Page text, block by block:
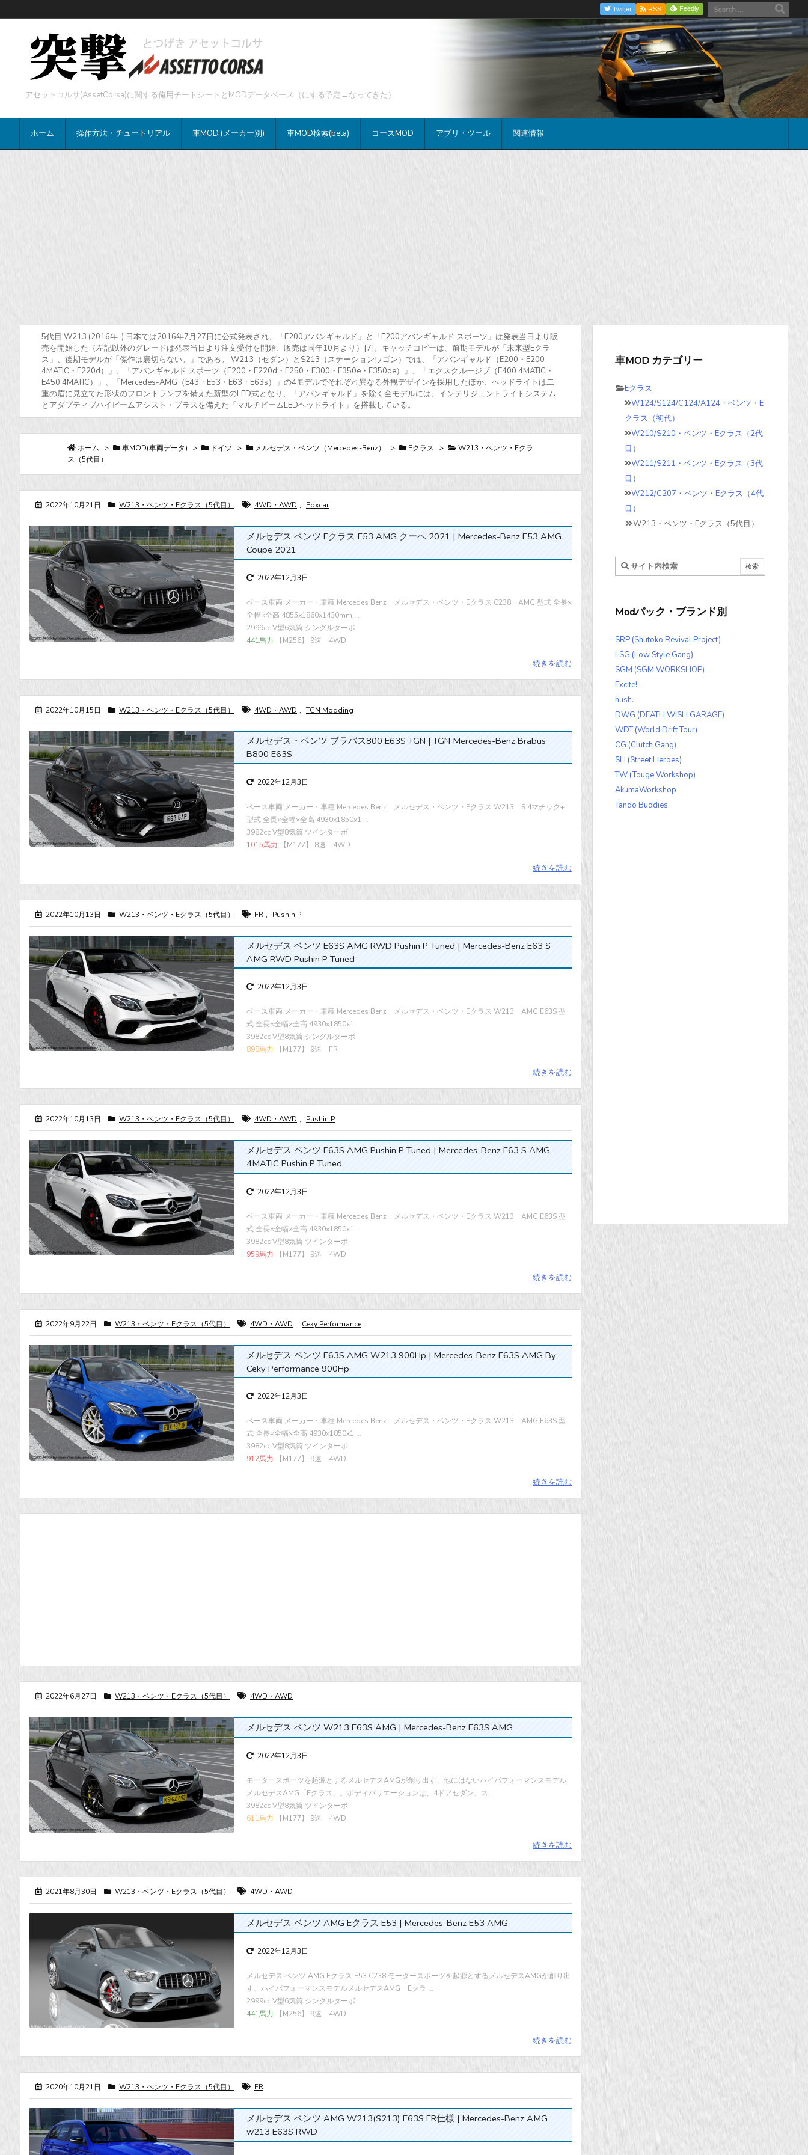
アセットコルサ(AssetCorsa)に関する俺用チートシートとMODデータベース（にする予定→なってきた）
ホーム 操作方法・チュートリアル 車MOD (メーカー別) 車MOD検索(beta) コースMOD アプリ・ツール 関連情報
Twitter RSS Feedly
5代目 W213 (2016年-) 日本では2016年7月27日に公式発表され、「E200アバンギャルド」と「E200アバンギャルド スポーツ」は発表当日より販
売を開始した（左記以外のグレードは発表当日より注文受付を開始、販売は同年10月より）[7]。キャッチコピーは、前期モデルが「未来型Eクラ
ス」、後期モデルが「傑作は裏切らない。」である。 W213（セダン）とS213（ステーションワゴン）では、「アバンギャルド（E200・E200
4MATIC・E220d）」、「アバンギャルド スポーツ（E200・E220d・E250・E300・E350e・E350de）」、「エクスクルージブ（E400 4MATIC・
E450 4MATIC）」、「Mercedes-AMG（E43・E53・E63・E63s）」の4モデルでそれぞれ異なる外観デザインを採用したほか、ヘッドライトは二
重の眉に見立てた形状のフロントランプを備えた新型のLED式となり、「アバンギャルド」を除く全モデルには、インテリジェントライトシステム
とアダプティブハイビームアシスト・プラスを備えた「マルチビームLEDヘッドライト」を搭載している。
ホーム > 車MOD(車両データ) > ドイツ > メルセデス・ベンツ（Mercedes-Benz） > Eクラス >
W213・ベンツ・Eクラ
ス（5代目）
2022年10月21日 W213・ベンツ・Eクラス（5代目） 4WD・AWD , Foxcar
メルセデス ベンツ Eクラス E53 AMG クーペ 2021 | Mercedes-Benz E53 AMG
Coupe 2021
2022年12月3日
ベース車両 メーカー・車種 Mercedes Benz メルセデス・ベンツ・Eクラス C238 AMG 型式 全長×
全幅×全高 4855x1860x1430mm ...
2999cc V型6気筒 シングルターボ
441馬力 【M256】 9速 4WD
続きを読む
2022年10月15日 W213・ベンツ・Eクラス（5代目） 4WD・AWD , TGN Modding
メルセデス・ベンツ ブラバス800 E63S TGN | TGN Mercedes-Benz Brabus
B800 E63S
2022年12月3日
ベース車両 メーカー・車種 Mercedes Benz メルセデス・ベンツ・Eクラス W213 S 4マチック+
型式 全長×全幅×全高 4930x1850x1 ...
3982cc V型8気筒 ツインターボ
1015馬力 【M177】 8速 4WD
続きを読む
2022年10月13日 W213・ベンツ・Eクラス（5代目） FR , Pushin P
メルセデス ベンツ E63S AMG RWD Pushin P Tuned | Mercedes-Benz E63 S
AMG RWD Pushin P Tuned
2022年12月3日
ベース車両 メーカー・車種 Mercedes Benz メルセデス・ベンツ・Eクラス W213 AMG E63S 型
式 全長×全幅×全高 4930x1850x1 ...
3982cc V型8気筒 シングルターボ
898馬力 【M177】 9速 FR
続きを読む
2022年10月13日 W213・ベンツ・Eクラス（5代目） 4WD・AWD , Pushin P
メルセデス ベンツ E63S AMG Pushin P Tuned | Mercedes-Benz E63 S AMG
4MATIC Pushin P Tuned
2022年12月3日
ベース車両 メーカー・車種 Mercedes Benz メルセデス・ベンツ・Eクラス W213 AMG E63S 型
式 全長×全幅×全高 4930x1850x1 ...
3982cc V型8気筒 ツインターボ
959馬力 【M177】 9速 4WD
続きを読む
2022年9月22日 W213・ベンツ・Eクラス（5代目） 4WD・AWD , Ceky Performance
メルセデス ベンツ E63S AMG W213 900Hp | Mercedes-Benz E63S AMG By
Ceky Performance 900Hp
2022年12月3日
ベース車両 メーカー・車種 Mercedes Benz メルセデス・ベンツ・Eクラス W213 AMG E63S 型
式 全長×全幅×全高 4930x1850x1 ...
3982cc V型8気筒 ツインターボ
912馬力 【M177】 9速 4WD
続きを読む
2022年6月27日 W213・ベンツ・Eクラス（5代目） 4WD・AWD
メルセデス ベンツ W213 E63S AMG | Mercedes-Benz E63S AMG
2022年12月3日
モータースポーツを起源とするメルセデスAMGが創り出す、他にはないハイパフォーマンスモデル
メルセデスAMG「Eクラス」。ボディバリエーションは、4ドアセダン、ス ...
3982cc V型8気筒 ツインターボ
611馬力 【M177】 9速 4WD
続きを読む
2021年8月30日 W213・ベンツ・Eクラス（5代目） 4WD・AWD
メルセデス ベンツ AMG Eクラス E53 | Mercedes-Benz E53 AMG
2022年12月3日
メルセデス ベンツ AMG Eクラス E53 C238 モータースポーツを起源とするメルセデスAMGが創り出
す、ハイパフォーマンスモデルメルセデスAMG「Eクラ ...
2999cc V型6気筒 シングルターボ
441馬力 【M256】 9速 4WD
続きを読む
2020年10月21日 W213・ベンツ・Eクラス（5代目） FR
メルセデス ベンツ AMG W213(S213) E63S FR仕様 | Mercedes-Benz AMG
w213 E63S RWD
車MOD カテゴリー
Eクラス
W124/S124/C124/A124・ベンツ・E
クラス（初代）
W210/S210・ベンツ・Eクラス（2代
目）
W211/S211・ベンツ・Eクラス（3代
目）
W212/C207・ベンツ・Eクラス（4代
目）
W213・ベンツ・Eクラス（5代目）
Modパック・ブランド別
SRP (Shutoko Revival Project)
LSG (Low Style Gang)
SGM (SGM WORKSHOP)
Excite!
hush.
DWG (DEATH WISH GARAGE)
WDT (World Drift Tour)
CG (Clutch Gang)
SH (Street Heroes)
TW (Touge Workshop)
AkumaWorkshop
Tando Buddies